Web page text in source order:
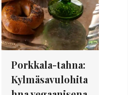
Porkkala-tahna:
Kylmäsavulohita